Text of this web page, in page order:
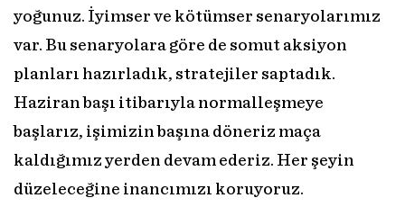
yoğunuz. İyimser ve kötümser senaryolarımız
var. Bu senaryolara göre de somut aksiyon
planları hazırladık, stratejiler saptadık.
Haziran başı itibarıyla normalleşmeye
başlarız, işimizin başına döneriz maça
kaldığımız yerden devam ederiz. Her şeyin
düzeleceğine inancımızı koruyoruz.